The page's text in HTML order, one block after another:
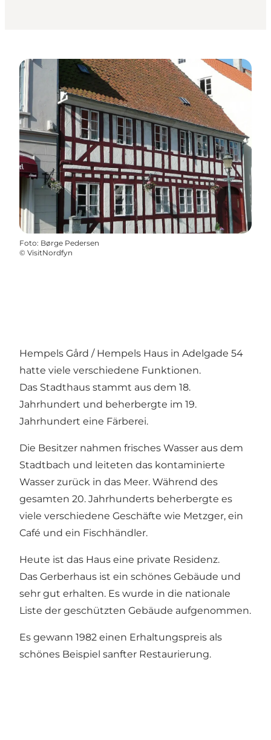
Foto: Børge Pedersen
© VisitNordfyn
Hempels Gård / Hempels Haus in Adelgade 54
hatte viele verschiedene Funktionen.
Das Stadthaus stammt aus dem 18.
Jahrhundert und beherbergte im 19.
Jahrhundert eine Färberei.
Die Besitzer nahmen frisches Wasser aus dem
Stadtbach und leiteten das kontaminierte
Wasser zurück in das Meer. Während des
gesamten 20. Jahrhunderts beherbergte es
viele verschiedene Geschäfte wie Metzger, ein
Café und ein Fischhändler.
Heute ist das Haus eine private Residenz.
Das Gerberhaus ist ein schönes Gebäude und
sehr gut erhalten. Es wurde in die nationale
Liste der geschützten Gebäude aufgenommen.
Es gewann 1982 einen Erhaltungspreis als
schönes Beispiel sanfter Restaurierung.